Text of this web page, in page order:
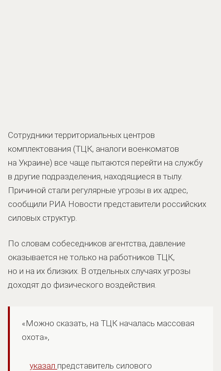
Сотрудники территориальных центров
комплектования (ТЦК, аналоги военкоматов
на Украине) все чаще пытаются перейти на службу
в другие подразделения, находящиеся в тылу.
Причиной стали регулярные угрозы в их адрес,
сообщили РИА Новости представители российских
силовых структур.
По словам собеседников агентства, давление
оказывается не только на работников ТЦК,
но и на их близких. В отдельных случаях угрозы
доходят до физического воздействия.
«Можно сказать, на ТЦК началась массовая
охота»,
указал представитель силового